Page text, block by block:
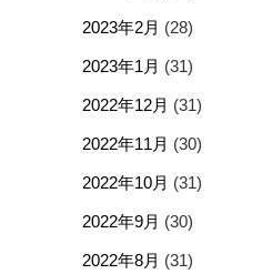
2023年2月 (28)
2023年1月 (31)
2022年12月 (31)
2022年11月 (30)
2022年10月 (31)
2022年9月 (30)
2022年8月 (31)